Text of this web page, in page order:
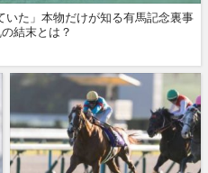
いた」本物だけが知る有馬記念裏事
結末とは？